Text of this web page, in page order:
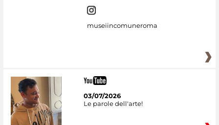
museiincomuneroma
03/07/2026
Le parole dell'arte!